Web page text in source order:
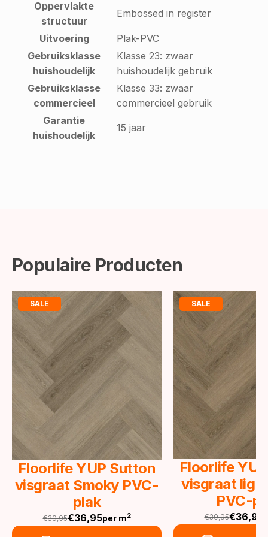
Oppervlakte
structuur
Embossed in register
Uitvoering
Plak-PVC
Gebruiksklasse
huishoudelijk
Klasse 23: zwaar
huishoudelijk gebruik
Gebruiksklasse
commercieel
Klasse 33: zwaar
commercieel gebruik
Garantie
huishoudelijk
15 jaar
Populaire Producten
SALE
Floorlife YUP Sutton
visgraat Smoky PVC-
plak
€39,95
Oorspronkelijke
€36,95
Huidige
per m2
SALE
Floorlife
visgraat
PVC-
€39,95€36,95
Huidige